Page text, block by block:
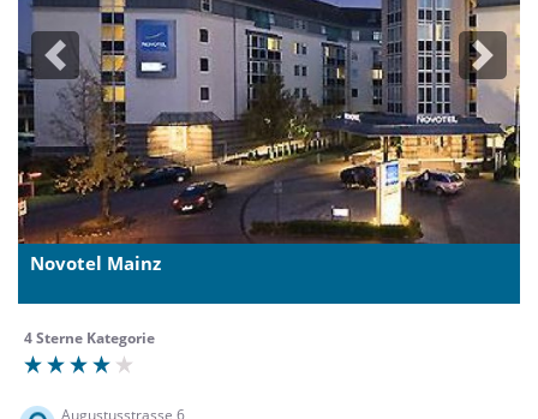
Previous Next
Novotel Mainz
4 Sterne Kategorie
Augustusstrasse 6